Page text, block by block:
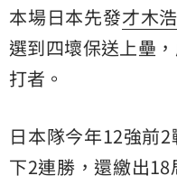
本場日本先發才木
選到四壞保送上壘
打者。
日本隊今年12強前
下2連勝，還繳出